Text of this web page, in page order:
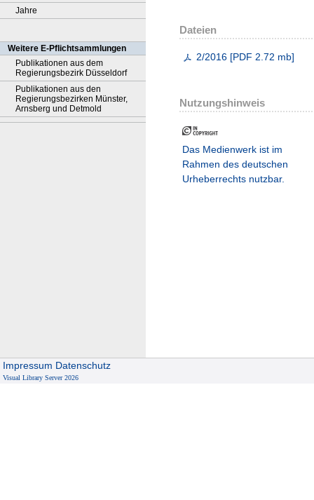
Jahre
Weitere E-Pflichtsammlungen
Publikationen aus dem
Regierungsbezirk Düsseldorf
Publikationen aus den
Regierungsbezirken Münster,
Arnsberg und Detmold
Dateien
2/2016 [PDF 2.72 mb]
Nutzungshinweis
Das Medienwerk ist im
Rahmen des deutschen
Urheberrechts nutzbar.
Impressum Datenschutz
Visual Library Server 2026